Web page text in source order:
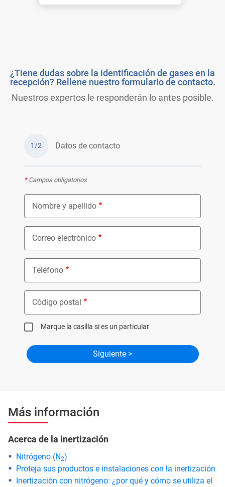
¿Tiene dudas sobre la identificación de gases en la
recepción? Rellene nuestro formulario de contacto.
Nuestros expertos le responderán lo antes posible.
1/2 Datos de contacto
*Campos obligatorios
Nombre y apellido
Correo electrónico
Teléfono
Código postal
Marque la casilla si es un particular
Más información
Acerca de la inertización
Nitrógeno (N2)
Proteja sus productos e instalaciones con la inertización
Inertización con nitrógeno: ¿por qué y cómo se utiliza el